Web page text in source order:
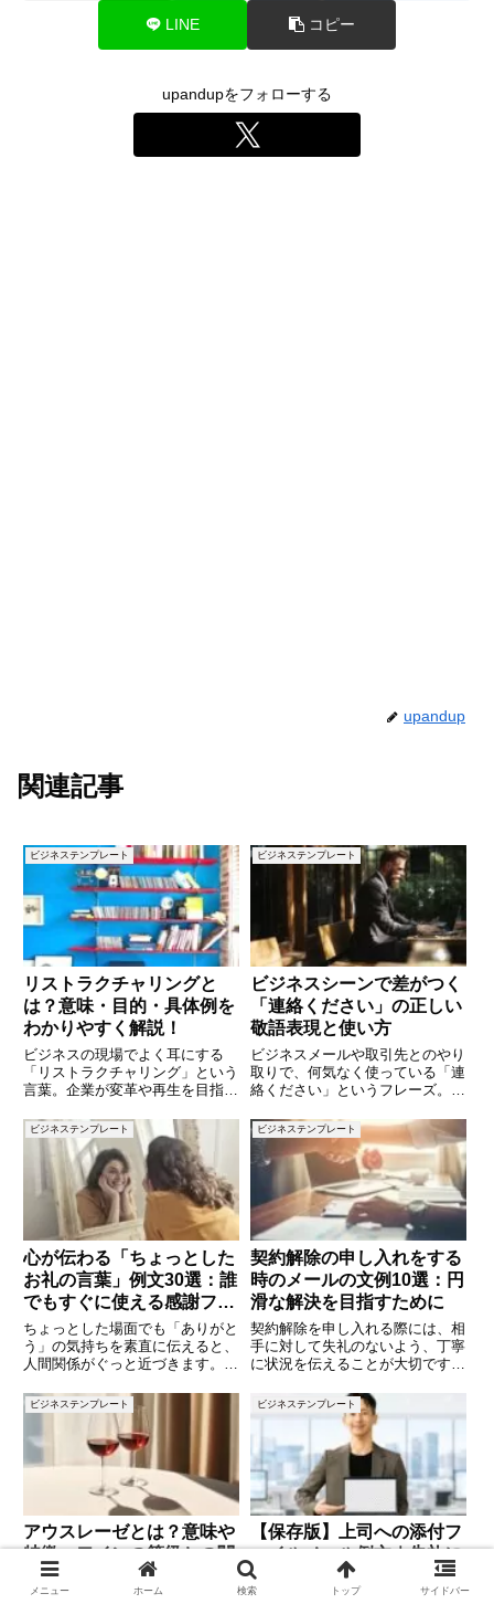
LINE コピー
upandupをフォローする
upandup
関連記事
ビジネステンプレート
リストラクチャリングと
は？意味・目的・具体例を
わかりやすく解説！
ビジネスの現場でよく耳にする
「リストラクチャリング」という
言葉。企業が変革や再生を目指す
この概念ですが、具体的に何を意
味し、どのような目的で実施され
るのか、理解している人は意外に
少ないかもしれません。本記事で
は
ビジネステンプレート
ビジネスシーンで差がつく
「連絡ください」の正しい
敬語表現と使い方
ビジネスメールや取引先とのやり
取りで、何気なく使っている「連
絡ください」というフレーズ。カ
りませんが、相手や状況によって
は敬語表現に言い換えることで、
より丁寧で好印象なコミュニケー
ションを図ることができます。こ
ビジネステンプレート
心が伝わる「ちょっとした
お礼の言葉」例文30選：誰
でもすぐに使える感謝フレ
ーズ集
ちょっとした場面でも「ありがと
う」の気持ちを素直に伝えると、
人間関係がぐっと近づきます。短
象は思いのほか大きいものです。
本記事では、日常生活やビジネス
シーンで使える「ちょっとしたお
礼の言葉」の例文を30個ご紹介
ビジネステンプレート
契約解除の申し入れをする
時のメールの文例10選：円
滑な解決を目指すために
契約解除を申し入れる際には、相
手に対して失礼のないよう、丁寧
に状況を伝えることが大切です。
べきか悩むこともあるでしょう。
この記事では、契約解除を申し入
れる際に使えるメールの文例を
10個ご紹介します。円滑な解決
を
ビジネステンプレート
アウスレーゼとは？意味や
特徴、ワインの等級との関
係を解説
ビジネステンプレート
【保存版】上司への添付フ
ァイルメール例文｜失礼に
ならない書き方と注意点を
徹底解説
メニュー ホーム 検索 トップ サイドバー